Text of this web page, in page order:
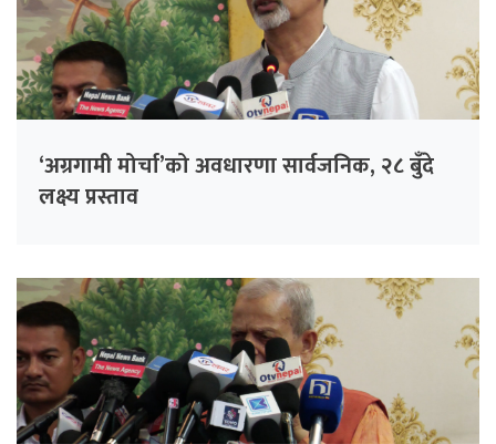
‘अग्रगामी मोर्चा’को अवधारणा सार्वजनिक, २८ बुँदे
लक्ष्य प्रस्ताव